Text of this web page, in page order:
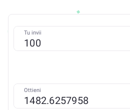
Tu invii
Ottieni